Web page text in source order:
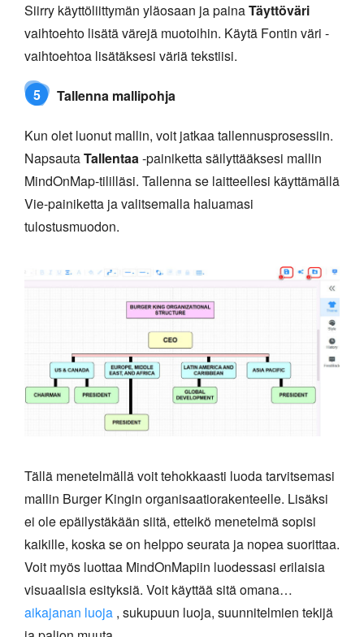
Siirry käyttöliittymän yläosaan ja painaTäyttöväri
vaihtoehto lisätä värejä muotoihin. Käytä Fontin väri -
vaihtoehtoa lisätäksesi väriä tekstiisi.
5 Tallenna mallipohja
Kun olet luonut mallin, voit jatkaa tallennusprosessiin.
NapsautaTallentaa-painiketta säilyttääksesi mallin
MindOnMap-tililläsi. Tallenna se laitteellesi käyttämällä
Vie-painiketta ja valitsemalla haluamasi
tulostusmuodon.
Tällä menetelmällä voit tehokkaasti luoda tarvitsemasi
mallin Burger Kingin organisaatiorakenteelle. Lisäksi
ei ole epäilystäkään siitä, etteikö menetelmä sopisi
kaikille, koska se on helppo seurata ja nopea suorittaa.
Voit myös luottaa MindOnMapiin luodessasi erilaisia
visuaalisia esityksiä. Voit käyttää sitä omana…
aikajanan luoja , sukupuun luoja, suunnitelmien tekijä